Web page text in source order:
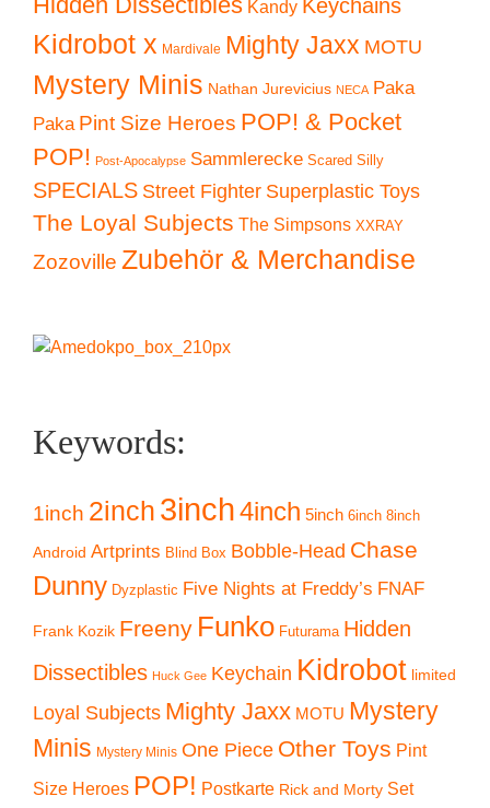
Kandy Keychains
Kidrobot x Mardivale Mighty Jaxx MOTU
Mystery Minis Nathan Jurevicius NECA Paka
Paka Pint Size Heroes POP! & Pocket
POP! Post-Apocalypse Sammlerecke Scared Silly
SPECIALS Street Fighter Superplastic Toys
The Loyal Subjects The Simpsons XXRAY
Zozoville Zubehör & Merchandise
Keywords:
1inch 2inch 3inch4inch 5inch 6inch 8inch
Android Artprints Blind Box Bobble-Head Chase
Dunny Dyzplastic Five Nights at Freddy’s FNAF
Frank Kozik Freeny Funko Futurama Hidden
Dissectibles Huck Gee Keychain Kidrobot limited
Loyal Subjects Mighty Jaxx MOTU Mystery
Minis Mystery Minis One Piece Other Toys Pint
Size Heroes POP! Postkarte Rick and Morty Set